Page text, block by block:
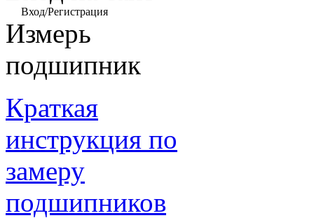
Вход/Регистрация
Измерь
подшипник
Краткая
инструкция по
замеру
подшипников